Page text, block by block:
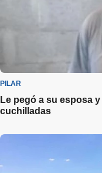
PILAR
Le pegó a su esposa
cuchilladas